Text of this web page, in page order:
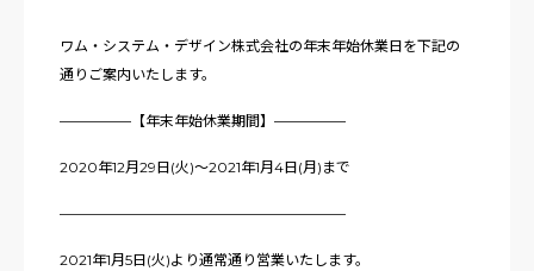
ワム・システム・デザイン株式会社の年末年始休業日を下記の
通りご案内いたします。
—————【年末年始休業期間】—————
2020年12月29日(火)～2021年1月4日(月)まで
————————————————————
2021年1月5日(火)より通常通り営業いたします。